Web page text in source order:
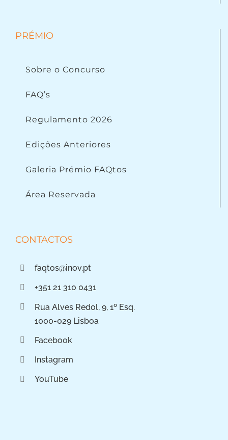
PRÉMIO
Sobre o Concurso
FAQ’s
Regulamento 2026
Edições Anteriores
Galeria Prémio FAQtos
Área Reservada
CONTACTOS
faqtos@inov.pt
+351 21 310 0431
Rua Alves Redol, 9, 1º Esq.
1000-029 Lisboa
Facebook
Instagram
YouTube